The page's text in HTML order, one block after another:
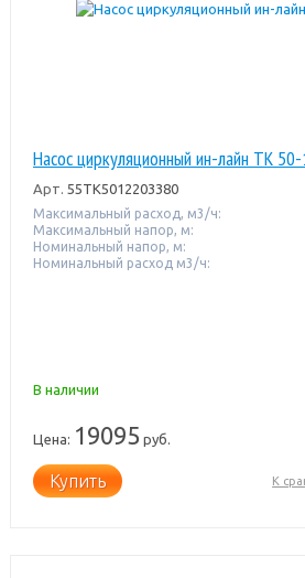
Насос циркуляционный ин-лайн TK
Арт. 55TK5012203380
Максимальный расход, м3/ч:
Максимальный напор, м:
Номинальный напор, м:
Номинальный расход м3/ч:
В наличии
Цена: 19095 руб.
Купить К